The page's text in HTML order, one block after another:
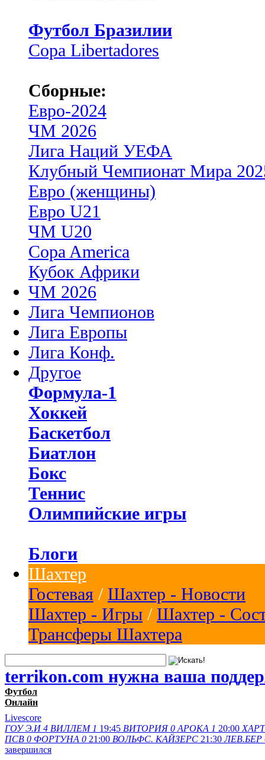
Футбол Бразилии
Copa Libertadores
Сборные:
Евро-2024
ЧМ 2026
Лига Наций УЕФА
Клубный Чемпионат Мира
Евро (женщины)
Евро U21
ЧМ U20
Copa America
Кубок Африки
ЧМ 2026
Лига Чемпионов
Лига Европы
Лига Конф.
Другое
Формула-1
Хоккей
Баскетбол
Биатлон
Бокс
Теннис
Олимпийские игры
Блоги
Шахтер
Гостевая / Шахтер - Новости
Шахтер - Игры / Шахтер -
Трансферы Шахтера
terrikon.com нужна ваша
Футбол
Онлайн
Livescore
ГОУ Э.И 4 ВИЛЛЕМ 1 19:45 ВИТОРИЯ 0 АРОКА 1 20:00
ПСВ 0 ФОРТУНА 0 21:00 ВОЛЬФС. КАЙЗЕРС 21:30 ЛЕВ.БЕР
завершился